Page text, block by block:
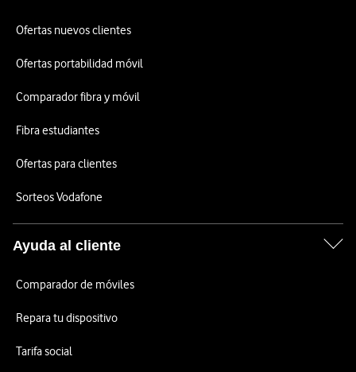
Ofertas nuevos clientes
Ofertas portabilidad móvil
Comparador fibra y móvil
Fibra estudiantes
Ofertas para clientes
Sorteos Vodafone
Ayuda al cliente
Comparador de móviles
Repara tu dispositivo
Tarifa social